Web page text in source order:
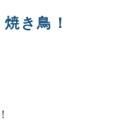
焼き鳥！